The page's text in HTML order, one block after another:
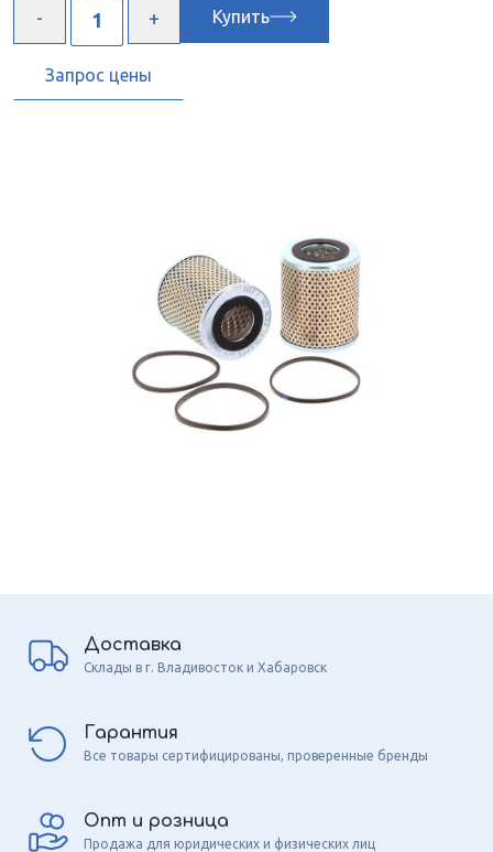
Купить
Запрос цены
Доставка
Склады в г. Владивосток и Хабаровск
Гарантия
Все товары сертифицированы, проверенные бренды
Опт и розница
Продажа для юридических и физических лиц